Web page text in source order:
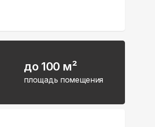
до 100 м²
площадь помещения